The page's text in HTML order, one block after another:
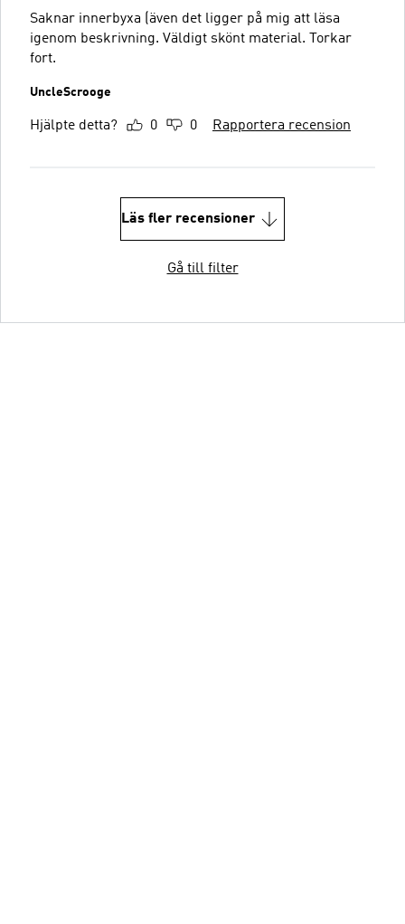
Saknar innerbyxa (även det ligger på mig att läsa
igenom beskrivning. Väldigt skönt material. Torkar
fort.
UncleScrooge
Hjälpte detta? 0 0 Rapportera recension
Läs fler recensioner
Gå till filter